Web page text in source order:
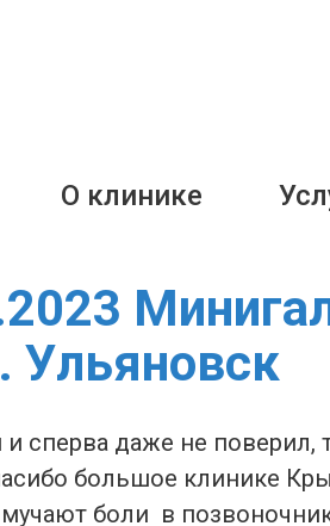
О клинике
Ульяновск
и сперва даже не поверил,
большое клинике
боли в